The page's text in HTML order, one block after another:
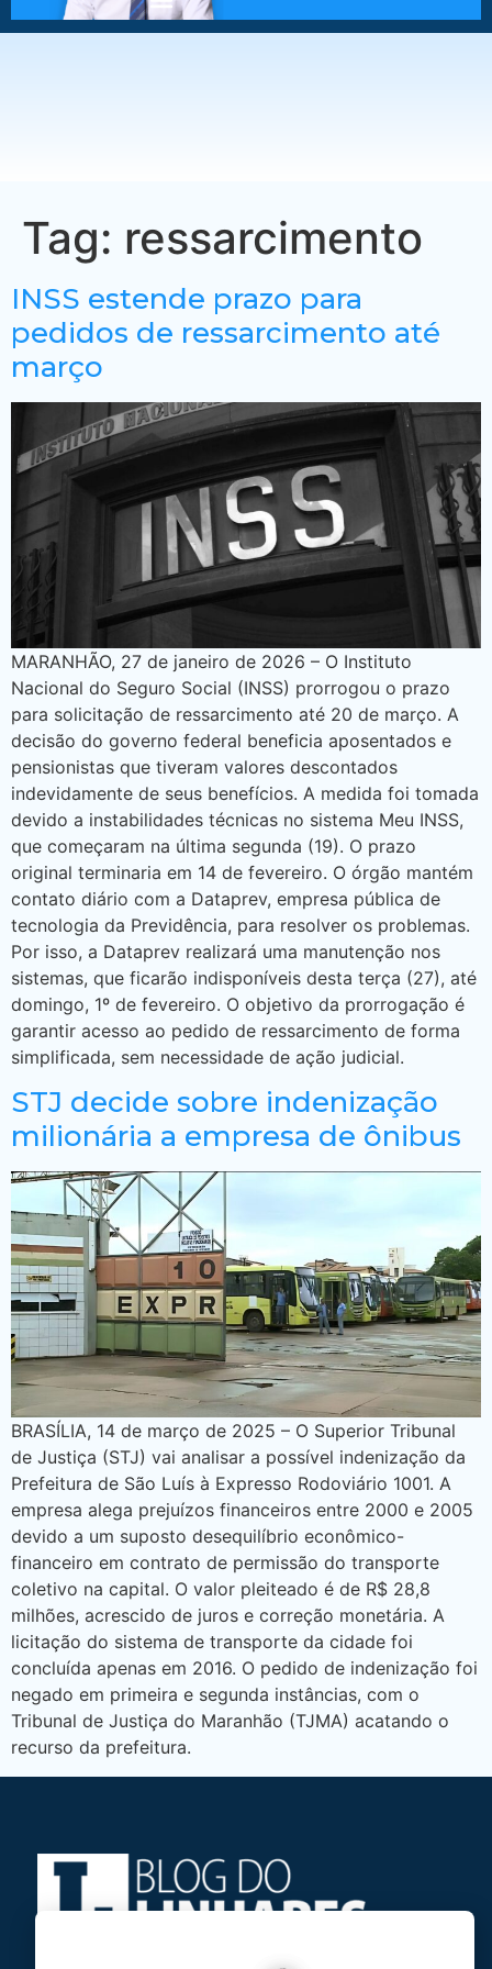
Tag: ressarcimento
INSS estende prazo para
pedidos de ressarcimento até
março
MARANHÃO, 27 de janeiro de 2026 – O Instituto
Nacional do Seguro Social (INSS) prorrogou o prazo
para solicitação de ressarcimento até 20 de março. A
decisão do governo federal beneficia aposentados e
pensionistas que tiveram valores descontados
indevidamente de seus benefícios. A medida foi tomada
devido a instabilidades técnicas no sistema Meu INSS,
que começaram na última segunda (19). O prazo
original terminaria em 14 de fevereiro. O órgão mantém
contato diário com a Dataprev, empresa pública de
tecnologia da Previdência, para resolver os problemas.
Por isso, a Dataprev realizará uma manutenção nos
sistemas, que ficarão indisponíveis desta terça (27), até
domingo, 1º de fevereiro. O objetivo da prorrogação é
garantir acesso ao pedido de ressarcimento de forma
simplificada, sem necessidade de ação judicial.
STJ decide sobre indenização
milionária a empresa de ônibus
BRASÍLIA, 14 de março de 2025 – O Superior Tribunal
de Justiça (STJ) vai analisar a possível indenização da
Prefeitura de São Luís à Expresso Rodoviário 1001. A
empresa alega prejuízos financeiros entre 2000 e 2005
devido a um suposto desequilíbrio econômico-
financeiro em contrato de permissão do transporte
coletivo na capital. O valor pleiteado é de R$ 28,8
milhões, acrescido de juros e correção monetária. A
licitação do sistema de transporte da cidade foi
concluída apenas em 2016. O pedido de indenização foi
negado em primeira e segunda instâncias, com o
Tribunal de Justiça do Maranhão (TJMA) acatando o
recurso da prefeitura.